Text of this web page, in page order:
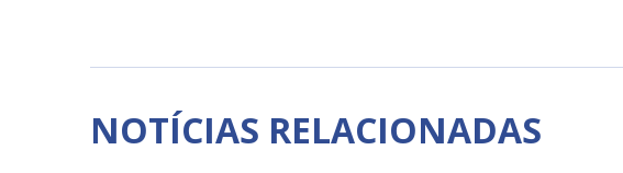
NOTÍCIAS RELACIONADAS